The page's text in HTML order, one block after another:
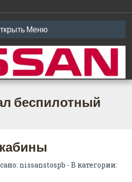
Меню
беспилотный
nissanstospb - В категории: